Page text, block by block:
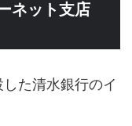
ネット支店
た清水銀行のイ